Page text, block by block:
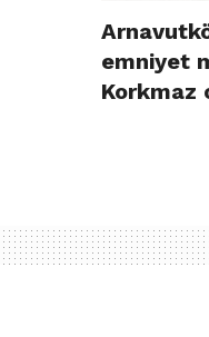
emniyet
Korkmaz